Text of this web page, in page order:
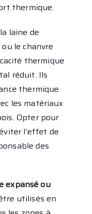
thermique.
laine de
le chanvre
thermique
réduit. Ils
thermique
les matériaux
Opter pour
l’effet de
des
expansé ou
utilisés en